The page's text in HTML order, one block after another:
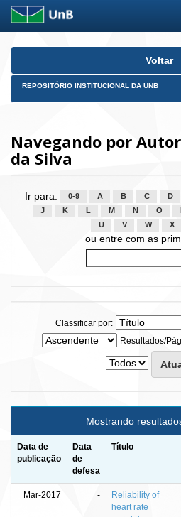
Skip
Voltar
REPOSITÓRIO INSTITUCIONAL DA UNB
Navegando por
da Silva
Ir para: 0-9 A B C D
J
K L M N O
U
V W X
ou entre com as
Classificar por:
Resultados/
Mostrando
Data de
publicação
Data
de
defesa
Título
Mar-2017 -
Reliability of
heart rate